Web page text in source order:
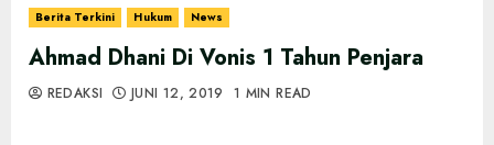
Berita Terkini Hukum News
Ahmad Dhani Di Vonis 1 Tahun Penjara
REDAKSI JUNI 12, 2019 1 MIN READ